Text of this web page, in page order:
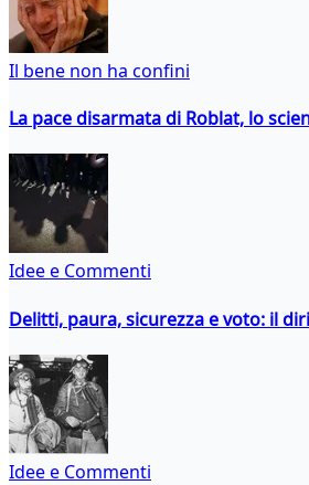
Il bene non ha confini
La pace disarmata di Roblat, lo
Idee e Commenti
Delitti, paura, sicurezza e voto: il
Idee e Commenti